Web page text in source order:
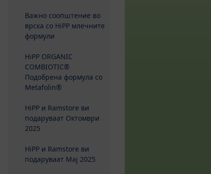
Важно соопштение во
врска со HiPP млечните
формули
HiPP ORGANIC
COMBIOTIC®
Подобрена формула со
Metafolin®
HiPP и Ramstore ви
подаруваат Октомври
2025
HiPP и Ramstore ви
подаруваат Maj 2025